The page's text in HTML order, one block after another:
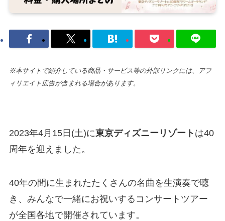
※本サイトで紹介している商品・サービス等の外部リンクには、アフ
ィリエイト広告が含まれる場合があります。
2023年4月15日(土)に東京ディズニーリゾート は40
周年を迎えました。
40年の間に生まれたたくさんの名曲を生演奏で聴
き、みんなで一緒にお祝いするコンサートツアー
が全国各地で開催されています。